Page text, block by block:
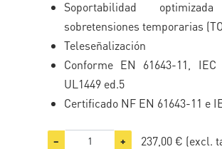
Soportabilidad
sobretensiones temporarias
Teleseñalización
Conforme EN 61643-11, IEC
UL1449 ed.5
Certificado NF EN 61643-11 e
− + 237,00 € (excl.